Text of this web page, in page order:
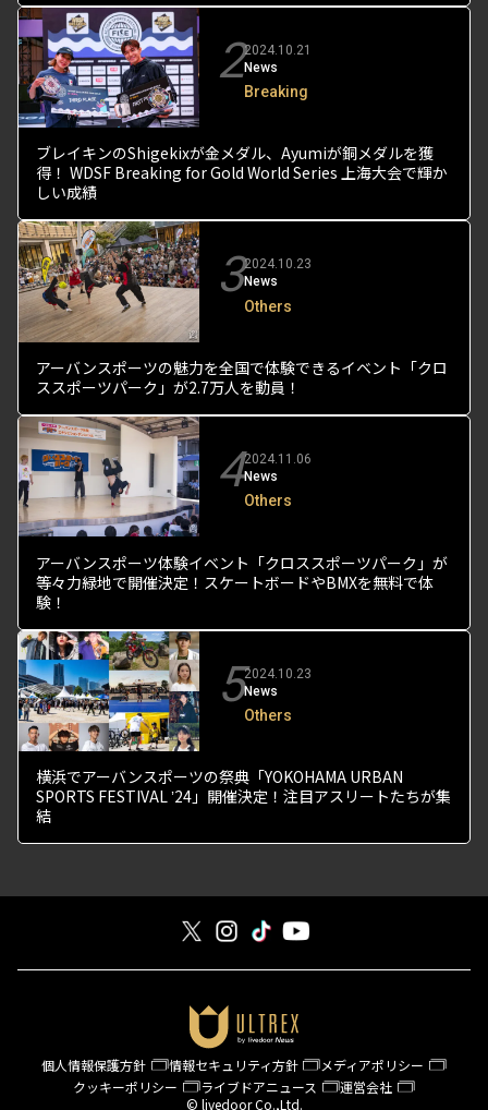
22024.10.21
News
Breaking
ブレイキンのShigekixが金メダル、Ayumiが銅メダルを獲
得！ WDSF Breaking for Gold World Series 上海大会で輝か
しい成績
32024.10.23
News
Others
アーバンスポーツの魅力を全国で体験できるイベント「クロ
ススポーツパーク」が2.7万人を動員！
42024.11.06
News
Others
アーバンスポーツ体験イベント「クロススポーツパーク」が
等々力緑地で開催決定！スケートボードやBMXを無料で体
験！
52024.10.23
News
Others
横浜でアーバンスポーツの祭典「YOKOHAMA URBAN
SPORTS FESTIVAL ʼ24」開催決定！注目アスリートたちが集
結
個人情報保護方針 情報セキュリティ方針
メディアポリシー
クッキーポリシー
ライブドアニュース
運営会社
© livedoor Co.,Ltd.